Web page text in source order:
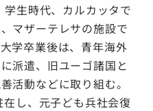
生時代、カルカッタで
マザーテレサの施設で
学卒業後は、青年海外
派遣、旧ユーゴ諸国と
活動などに取り組む。
し、元子ども兵社会復